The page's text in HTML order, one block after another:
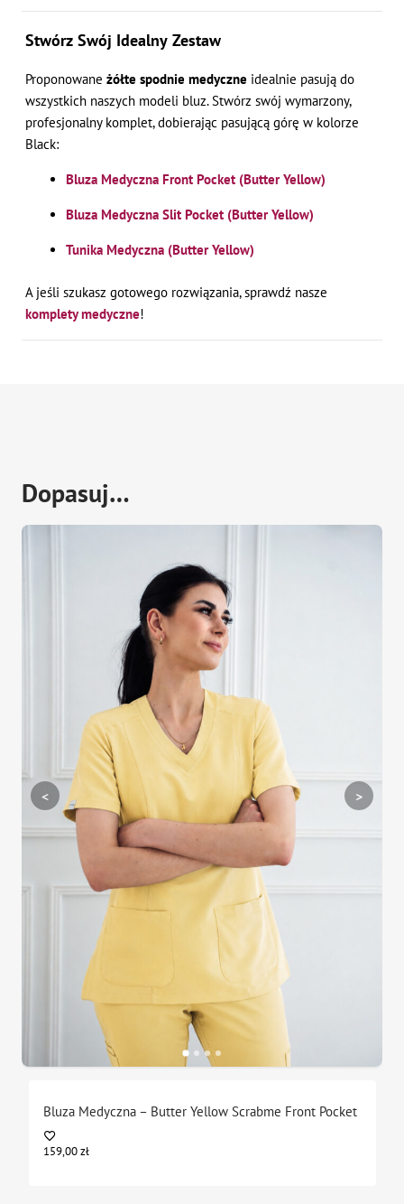
Stwórz Swój Idealny Zestaw
Proponowane żółte spodnie medyczne idealnie pasują do
wszystkich naszych modeli bluz. Stwórz swój wymarzony,
profesjonalny komplet, dobierając pasującą górę w kolorze
Black:
Bluza Medyczna Front Pocket (Butter Yellow)
Bluza Medyczna Slit Pocket (Butter Yellow)
Tunika Medyczna (Butter Yellow)
A jeśli szukasz gotowego rozwiązania, sprawdź nasze
komplety medyczne!
Dopasuj…
< >
Bluza Medyczna – Butter Yellow Scrabme Front Pocket
159,00zł